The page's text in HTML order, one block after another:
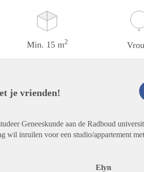
Min. 15 m2
je vrienden!
Geneeskunde aan de Radboud
wil inruilen voor een studio/appartement
Elyn